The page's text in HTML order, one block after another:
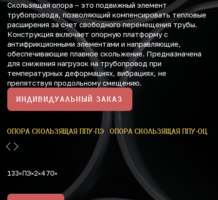
Скользящая опора – это подвижный элемент
трубопровода, позволяющий компенсировать тепловые
расширения за счет свободного перемещения трубы.
Конструкция включает опорную платформу с
антифрикционными элементами и направляющие,
обеспечивающие плавное скольжение. Предназначена
для снижения нагрузок на трубопровод при
температурных деформациях, вибрациях, не
препятствуя продольному смещению.
ИНДИВИДУАЛЬНЫЙ ЗАКАЗ
ОПОРА СКОЛЬЗЯЩАЯ ППУ-ПЭ ОПОРА СКОЛЬЗЯЩАЯ ППУ-ОЦ
133 ПЭ 2 470